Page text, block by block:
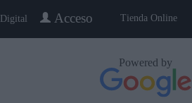
Tienda Online
Acceso
Powered by